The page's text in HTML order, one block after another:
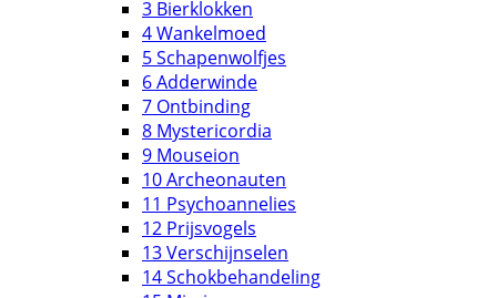
3 Bierklokken
4 Wankelmoed
5 Schapenwolfjes
6 Adderwinde
7 Ontbinding
8 Mystericordia
9 Mouseion
10 Archeonauten
11 Psychoannelies
12 Prijsvogels
13 Verschijnselen
14 Schokbehandeling